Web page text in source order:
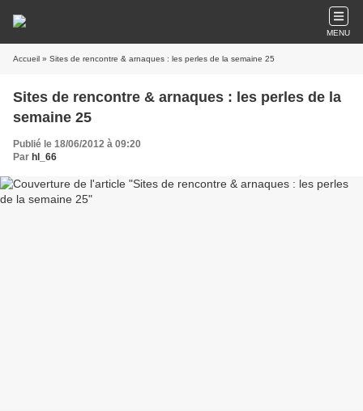
MENU
Accueil » Sites de rencontre & arnaques : les perles de la semaine 25
Sites de rencontre & arnaques : les perles de la
semaine 25
Publié le 18/06/2012 à 09:20
Par hl_66